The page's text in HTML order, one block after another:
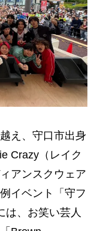
え、守口市出身
Crazy（レイク
アンスクウェア
イベント「守フ
は、お笑い芸人